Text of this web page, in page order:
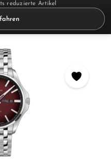
reduzierte Artikel